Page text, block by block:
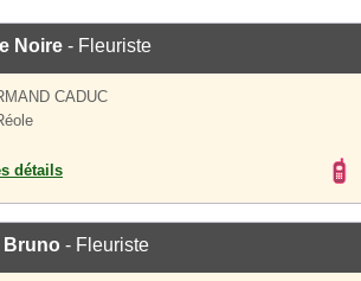
Noire - Fleuriste
CADUC
détails
Bruno - Fleuriste